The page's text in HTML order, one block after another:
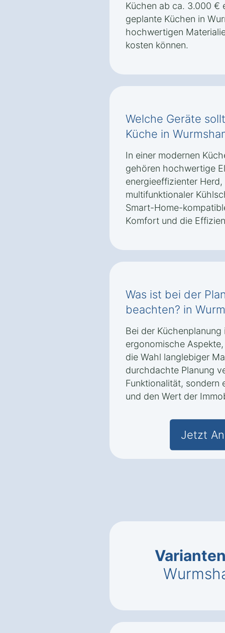
Küchen ab ca. 3.000 €
geplante Küchen in
hochwertigen
kosten können.
Welche Geräte
Küche in
In einer modernen
gehören hochwertige
energieeffizienter
multifunktionaler
Smart-Home-
Komfort und die
Was ist bei der
beachten? in
Bei der
ergonomische
die Wahl langlebiger
durchdachte Planung
Funktionalität,
und den Wert der
Jetzt